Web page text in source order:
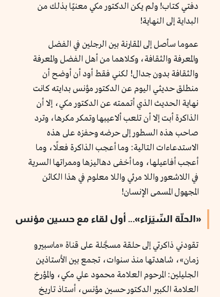
دفتي كتاب! ولم يكن الدكتور مكي معنيًا بذلك من
البداية إلى النهاية!
عموما سأصل إلى المقارنة بين الرجلين في الفضل
والمعرفة والثقافة، وكلاهما من أهل الفضل والمعرفة
والثقافة بدون جدال! لكني فقط أود أن أوضح أن
منطلق حديثي اليوم عن الدكتور مؤنس بدايته كانت
نهاية الحديث الذي أتممته عن الدكتور مكي، إلا أن
الذاكرة أبت إلا أن تلعب ألاعيبها وتمكر مكرها، وترد
صاحب هذه السطور إلى حرضه وحفزه على هذه
الاستدعاءات التالية: وما أعجب الذاكرة فعلًا، وما
أعجب أفاعيلها، وما أخفى دهاليزها وممراتها السرية
في اللاشعور واللا مرئي واللا معلوم في هذا الكائن
المجهول المسمى الإنسان!
«الحلّة السِّيَرَاء»… أول لقاء مع حسين مؤنس
تقودني ذاكرتي إلى حلقة مسجَّلة على قناة «ماسبيرو
زمان»، شاهدتها منذ سنوات، تجمع بين الأستاذين
الجليلين: المرحوم العلامة محمود علي مكي، والمؤرخ
العلامة الكبير الدكتور حسين مؤنس، أستاذ تاريخ